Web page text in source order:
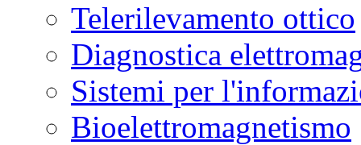
Telerilevamento ottico
Diagnostica
Sistemi per
Bioelettromagnetismo